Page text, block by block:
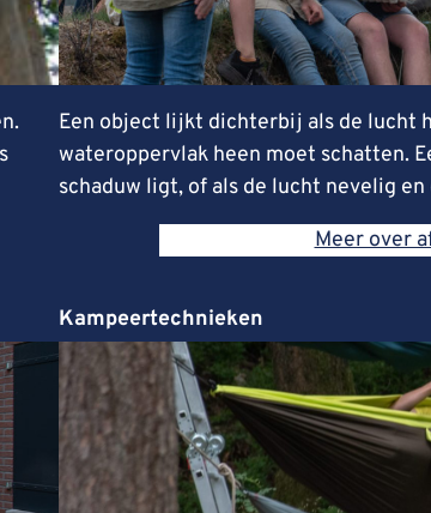
Een object lijkt dichterbij als de lucht
wateroppervlak heen moet schatten.
schaduw ligt, of als de lucht nevelig
Meer over
Kampeertechnieken